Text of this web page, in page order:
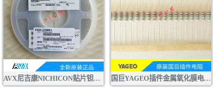
AVX尼吉康NICHICON贴片钽电容F920J226MPA 22UF6.3V P型0805 国巨YAGEO插件金属氧化膜电阻RSF